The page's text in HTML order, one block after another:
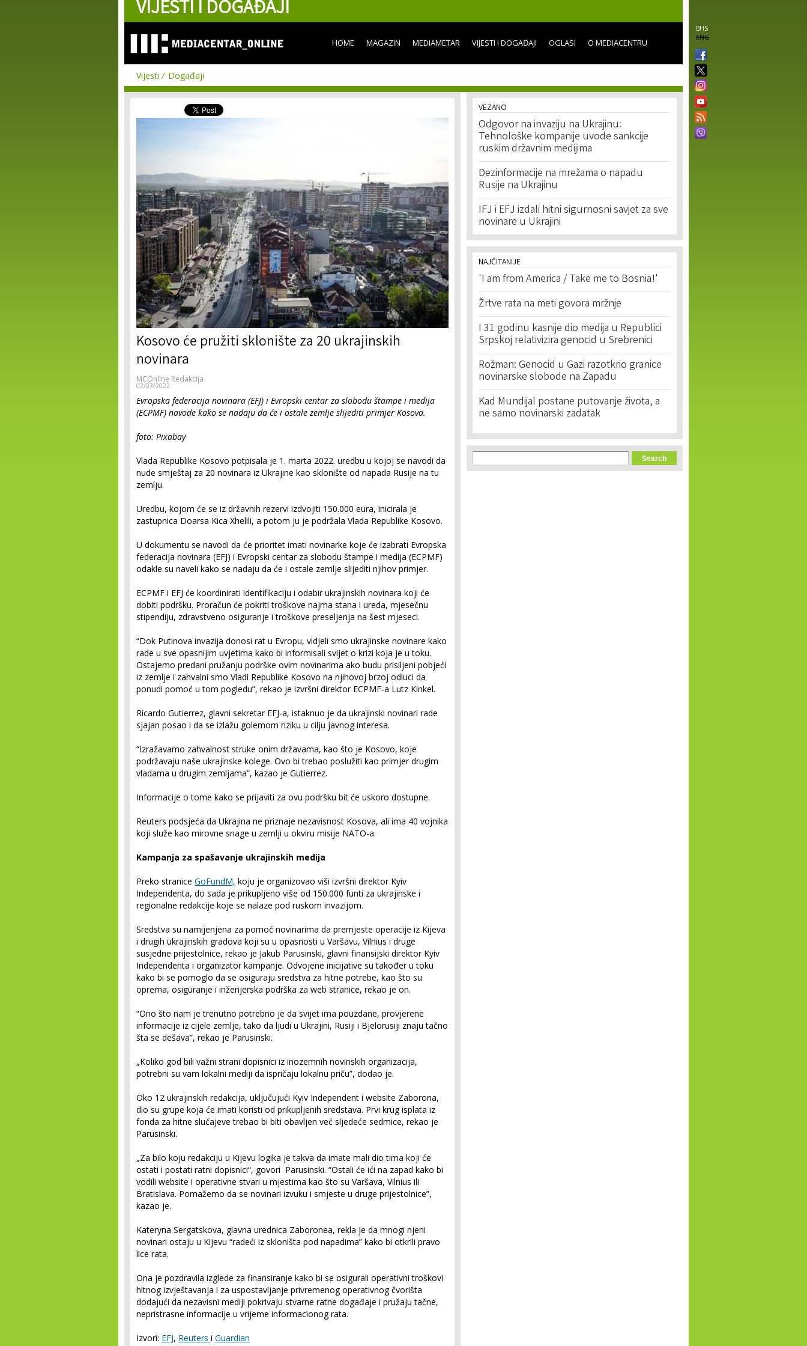
content
VIJESTI I DOGAĐAJI
BHS
ENG
HOME MAGAZIN MEDIAMETAR VIJESTI I DOGAĐAJI OGLASI O MEDIACENTRU
Vijesti Događaji
Kosovo će pružiti sklonište za 20 ukrajinskih
novinara
MCOnline Redakcija
02/03/2022
Evropska federacija novinara (EFJ) i Evropski centar za slobodu štampe i medija
(ECPMF) navode kako se nadaju da će i ostale zemlje slijediti primjer Kosova.
foto: Pixabay
Vlada Republike Kosovo potpisala je 1. marta 2022. uredbu u kojoj se navodi da
nude smještaj za 20 novinara iz Ukrajine kao sklonište od napada Rusije na tu
zemlju.
Uredbu, kojom će se iz državnih rezervi izdvojiti 150.000 eura, inicirala je
zastupnica Doarsa Kica Xhelili, a potom ju je podržala Vlada Republike Kosovo.
U dokumentu se navodi da će prioritet imati novinarke koje će izabrati Evropska
federacija novinara (EFJ) i Evropski centar za slobodu štampe i medija (ECPMF)
odakle su naveli kako se nadaju da će i ostale zemlje slijediti njihov primjer.
ECPMF i EFJ će koordinirati identifikaciju i odabir ukrajinskih novinara koji će
dobiti podršku. Proračun će pokriti troškove najma stana i ureda, mjesečnu
stipendiju, zdravstveno osiguranje i troškove preseljenja na šest mjeseci.
“Dok Putinova invazija donosi rat u Evropu, vidjeli smo ukrajinske novinare kako
rade u sve opasnijim uvjetima kako bi informisali svijet o krizi koja je u toku.
Ostajemo predani pružanju podrške ovim novinarima ako budu prisiljeni pobjeći
iz zemlje i zahvalni smo Vladi Republike Kosovo na njihovoj brzoj odluci da
ponudi pomoć u tom pogledu”, rekao je izvršni direktor ECPMF-a Lutz Kinkel.
Ricardo Gutierrez, glavni sekretar EFJ-a, istaknuo je da ukrajinski novinari rade
sjajan posao i da se izlažu golemom riziku u cilju javnog interesa.
“Izražavamo zahvalnost struke onim državama, kao što je Kosovo, koje
podržavaju naše ukrajinske kolege. Ovo bi trebao poslužiti kao primjer drugim
vladama u drugim zemljama”, kazao je Gutierrez.
Informacije o tome kako se prijaviti za ovu podršku bit će uskoro dostupne.
Reuters podsjeća da Ukrajina ne priznaje nezavisnost Kosova, ali ima 40 vojnika
koji služe kao mirovne snage u zemlji u okviru misije NATO-a.
Kampanja za spašavanje ukrajinskih medija
Preko stranice GoFundM, koju je organizovao viši izvršni direktor Kyiv
Independenta, do sada je prikupljeno više od 150.000 funti za ukrajinske i
regionalne redakcije koje se nalaze pod ruskom invazijom.
Sredstva su namijenjena za pomoć novinarima da premjeste operacije iz Kijeva
i drugih ukrajinskih gradova koji su u opasnosti u Varšavu, Vilnius i druge
susjedne prijestolnice, rekao je Jakub Parusinski, glavni finansijski direktor Kyiv
Independenta i organizator kampanje. Odvojene inicijative su također u toku
kako bi se pomoglo da se osiguraju sredstva za hitne potrebe, kao što su
oprema, osiguranje i inženjerska podrška za web stranice, rekao je on.
“Ono što nam je trenutno potrebno je da svijet ima pouzdane, provjerene
informacije iz cijele zemlje, tako da ljudi u Ukrajini, Rusiji i Bjelorusiji znaju tačno
šta se dešava”, rekao je Parusinski.
„Koliko god bili važni strani dopisnici iz inozemnih novinskih organizacija,
potrebni su vam lokalni mediji da ispričaju lokalnu priču”, dodao je.
Oko 12 ukrajinskih redakcija, uključujući Kyiv Independent i website Zaborona,
dio su grupe koja će imati koristi od prikupljenih sredstava. Prvi krug isplata iz
fonda za hitne slučajeve trebao bi biti obavljen već sljedeće sedmice, rekao je
Parusinski.
„Za bilo koju redakciju u Kijevu logika je takva da imate mali dio tima koji će
ostati i postati ratni dopisnici“, govori Parusinski. “Ostali će ići na zapad kako bi
vodili website i operativne stvari u mjestima kao što su Varšava, Vilnius ili
Bratislava. Pomažemo da se novinari izvuku i smjeste u druge prijestolnice”,
kazao je.
Kateryna Sergatskova, glavna urednica Zaboronea, rekla je da mnogi njeni
novinari ostaju u Kijevu “radeći iz skloništa pod napadima” kako bi otkrili pravo
lice rata.
Ona je pozdravila izglede za finansiranje kako bi se osigurali operativni troškovi
hitnog izvještavanja i za uspostavljanje privremenog operativnog čvorišta
dodajući da nezavisni mediji pokrivaju stvarne ratne događaje i pružaju tačne,
nepristrasne informacije u vrijeme informacionog rata.
Izvori: EFJ, Reuters i Guardian
VEZANO
Odgovor na invaziju na Ukrajinu:
Tehnološke kompanije uvode sankcije
ruskim državnim medijima
Dezinformacije na mrežama o napadu
Rusije na Ukrajinu
IFJ i EFJ izdali hitni sigurnosni savjet za sve
novinare u Ukrajini
NAJČITANIJE
'I am from America / Take me to Bosnia!'
Žrtve rata na meti govora mržnje
I 31 godinu kasnije dio medija u Republici
Srpskoj relativizira genocid u Srebrenici
Rožman: Genocid u Gazi razotkrio granice
novinarske slobode na Zapadu
Kad Mundijal postane putovanje života, a
ne samo novinarski zadatak
Search form
Search